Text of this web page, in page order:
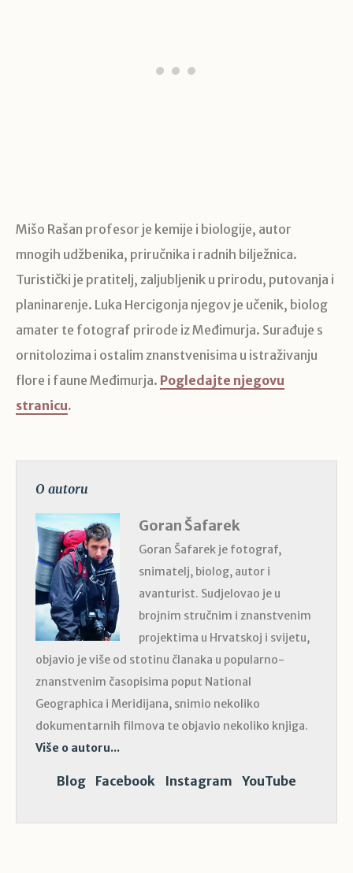
Mišo Rašan profesor je kemije i biologije, autor
mnogih udžbenika, priručnika i radnih bilježnica.
Turistički je pratitelj, zaljubljenik u prirodu, putovanja i
planinarenje. Luka Hercigonja njegov je učenik, biolog
amater te fotograf prirode iz Međimurja. Surađuje s
ornitolozima i ostalim znanstvenisima u istraživanju
flore i faune Međimurja. Pogledajte njegovu
stranicu.
O autoru
Goran Šafarek
Goran Šafarek je fotograf,
snimatelj, biolog, autor i
avanturist. Sudjelovao je u
brojnim stručnim i znanstvenim
projektima u Hrvatskoj i svijetu,
objavio je više od stotinu članaka u popularno-
znanstvenim časopisima poput National
Geographica i Meridijana, snimio nekoliko
dokumentarnih filmova te objavio nekoliko knjiga.
Više o autoru...
Blog Facebook Instagram YouTube